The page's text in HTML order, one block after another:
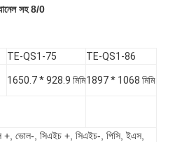
সহ 8/0
TE-QS1-75
TE-QS1-86
1650.7 * 928.9 মিমি1897 * 1068 মিমি
+, ভোল-, সিএইচ +, সিএইচ-, পিসি, ইএস,